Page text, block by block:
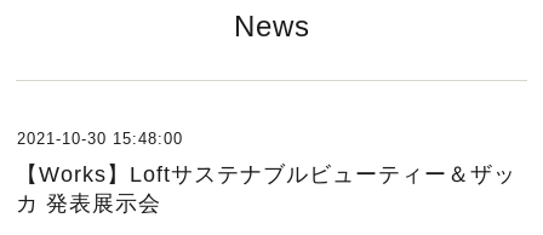
News
2021-10-30 15:48:00
【Works】Loftサステナブルビューティー＆ザッ
カ 発表展示会